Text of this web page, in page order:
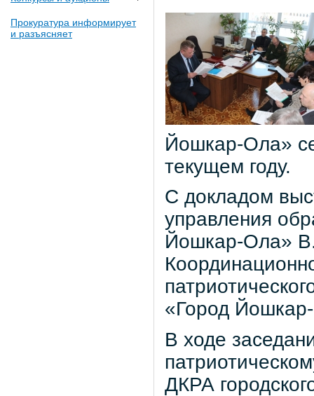
Прокуратура информирует
и разъясняет
Йошкар-Ола»
текущем году.
С докладом
управления
Йошкар-Ола»
«Город
В ходе
ДКРА